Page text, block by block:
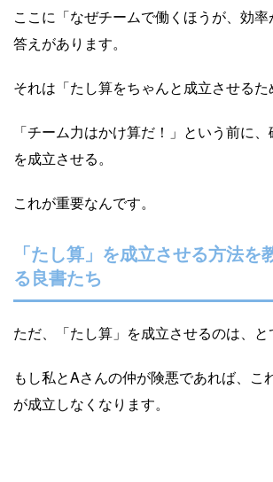
ここに「なぜチームで働くほうが、効
答えがあります。
それは「たし算をちゃんと成立させるた
「チーム力はかけ算だ！」という前に、
を成立させる。
これが重要なんです。
「たし算」を成立させる方法を
る良書たち
ただ、「たし算」を成立させるのは、と
もし私とAさんの仲が険悪であれば、こ
が成立しなくなります。